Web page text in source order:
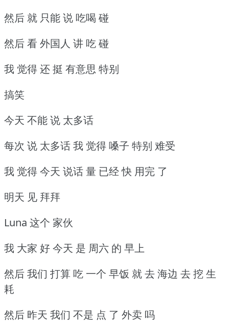
然后 就 只能 说 吃喝 碰
然后 看 外国人 讲 吃 碰
我 觉得 还 挺 有意思 特别
搞笑
今天 不能 说 太多话
每次 说 太多话 我 觉得 嗓子 特别 难受
我 觉得 今天 说话 量 已经 快 用完 了
明天 见 拜拜
Luna 这个 家伙
我 大家 好 今天 是 周六 的 早上
然后 我们 打算 吃 一个 早饭 就 去 海边 去 挖 生
耗
然后 昨天 我们 不是 点 了 外卖 吗